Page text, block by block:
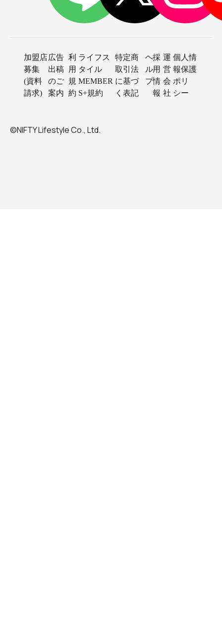
加盟店
募集
(資料
請求)
広告
出稿
のご
案内
利
用
規
約
ライフス
タイル
MEMBER
S+規約
特定商
取引法
に基づ
く表記
ヘ
ル
プ
採
用
情
報
運
営
会
社
個人情
報保護
ポリ
シー
©NIFTY Lifestyle Co., Ltd.